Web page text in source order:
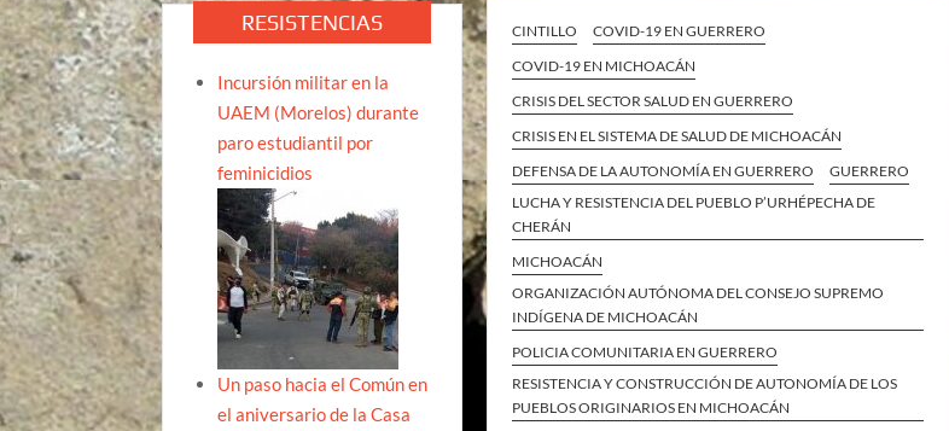
CINTILLO
COVID-19 EN GUERRERO
COVID-19 EN MICHOACÁN
CRISIS DEL SECTOR SALUD EN GUERRERO
CRISIS EN EL SISTEMA DE SALUD DE MICHOACÁN
DEFENSA DE LA AUTONOMÍA EN GUERRERO
GUERRERO
LUCHA Y RESISTENCIA DEL PUEBLO P’URHÉPECHA DE
CHERÁN
MICHOACÁN
ORGANIZACIÓN AUTÓNOMA DEL CONSEJO SUPREMO
INDÍGENA DE MICHOACÁN
POLICIA COMUNITARIA EN GUERRERO
RESISTENCIA Y CONSTRUCCIÓN DE AUTONOMÍA DE LOS
PUEBLOS ORIGINARIOS EN MICHOACÁN
RESISTENCIAS
Incursión militar en la
UAEM (Morelos) durante
paro estudiantil por
feminicidios
Un paso hacia el Común en
el aniversario de la Casa